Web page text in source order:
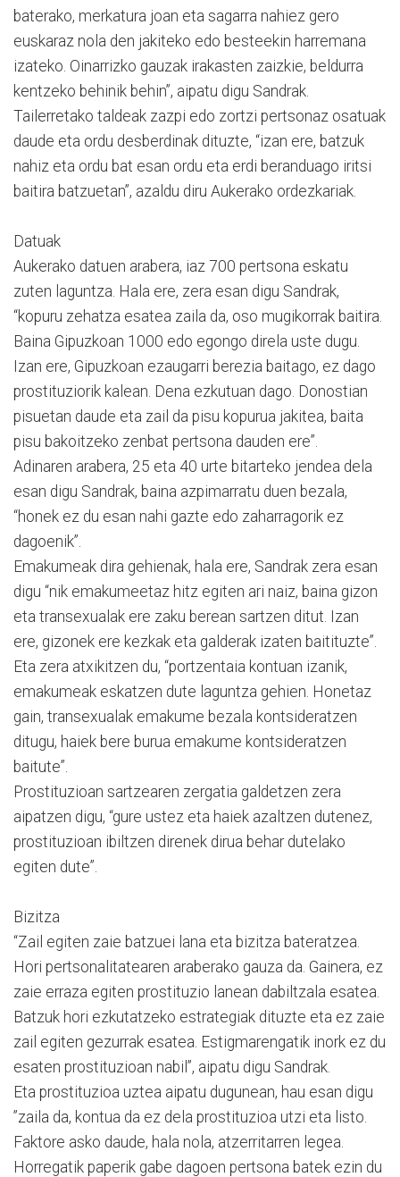
baterako, merkatura joan eta sagarra nahiez gero
euskaraz nola den jakiteko edo besteekin harremana
izateko. Oinarrizko gauzak irakasten zaizkie, beldurra
kentzeko behinik behin”, aipatu digu Sandrak.
Tailerretako taldeak zazpi edo zortzi pertsonaz osatuak
daude eta ordu desberdinak dituzte, “izan ere, batzuk
nahiz eta ordu bat esan ordu eta erdi beranduago iritsi
baitira batzuetan”, azaldu diru Aukerako ordezkariak.
Datuak
Aukerako datuen arabera, iaz 700 pertsona eskatu
zuten laguntza. Hala ere, zera esan digu Sandrak,
“kopuru zehatza esatea zaila da, oso mugikorrak baitira.
Baina Gipuzkoan 1000 edo egongo direla uste dugu.
Izan ere, Gipuzkoan ezaugarri berezia baitago, ez dago
prostituziorik kalean. Dena ezkutuan dago. Donostian
pisuetan daude eta zail da pisu kopurua jakitea, baita
pisu bakoitzeko zenbat pertsona dauden ere”.
Adinaren arabera, 25 eta 40 urte bitarteko jendea dela
esan digu Sandrak, baina azpimarratu duen bezala,
“honek ez du esan nahi gazte edo zaharragorik ez
dagoenik”.
Emakumeak dira gehienak, hala ere, Sandrak zera esan
digu “nik emakumeetaz hitz egiten ari naiz, baina gizon
eta transexualak ere zaku berean sartzen ditut. Izan
ere, gizonek ere kezkak eta galderak izaten baitituzte”.
Eta zera atxikitzen du, “portzentaia kontuan izanik,
emakumeak eskatzen dute laguntza gehien. Honetaz
gain, transexualak emakume bezala kontsideratzen
ditugu, haiek bere burua emakume kontsideratzen
baitute”.
Prostituzioan sartzearen zergatia galdetzen zera
aipatzen digu, “gure ustez eta haiek azaltzen dutenez,
prostituzioan ibiltzen direnek dirua behar dutelako
egiten dute”.
Bizitza
“Zail egiten zaie batzuei lana eta bizitza bateratzea.
Hori pertsonalitatearen araberako gauza da. Gainera, ez
zaie erraza egiten prostituzio lanean dabiltzala esatea.
Batzuk hori ezkutatzeko estrategiak dituzte eta ez zaie
zail egiten gezurrak esatea. Estigmarengatik inork ez du
esaten prostituzioan nabil”, aipatu digu Sandrak.
Eta prostituzioa uztea aipatu dugunean, hau esan digu
”zaila da, kontua da ez dela prostituzioa utzi eta listo.
Faktore asko daude, hala nola, atzerritarren legea.
Horregatik paperik gabe dagoen pertsona batek ezin du